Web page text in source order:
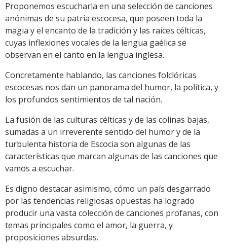
Proponemos escucharla en una selección de canciones
anónimas de su patria escocesa, que poseen toda la
magia y el encanto de la tradición y las raíces célticas,
cuyas inflexiones vocales de la lengua gaélica se
observan en el canto en la lengua inglesa.
Concretamente hablando, las canciones folclóricas
escocesas nos dan un panorama del humor, la política, y
los profundos sentimientos de tal nación.
La fusión de las culturas célticas y de las colinas bajas,
sumadas a un irreverente sentido del humor y de la
turbulenta historia de Escocia son algunas de las
características que marcan algunas de las canciones que
vamos a escuchar.
Es digno destacar asimismo, cómo un país desgarrado
por las tendencias religiosas opuestas ha logrado
producir una vasta colección de canciones profanas, con
temas principales como el amor, la guerra, y
proposiciones absurdas.